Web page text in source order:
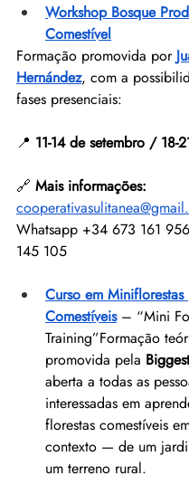
Workshop Bosque
Comestível
Formação promovida por
Hernández, com a
fases presenciais:
📍 11-14 de setembro / 18-
🔗 Mais informações:
Whatsapp +34 673 161
145 105
Curso em Miniflorestas
Comestíveis – “Mini
Training”Formação
promovida pela
aberta a todas as
interessadas em
florestas comestíveis
contexto — de um
um terreno rural.